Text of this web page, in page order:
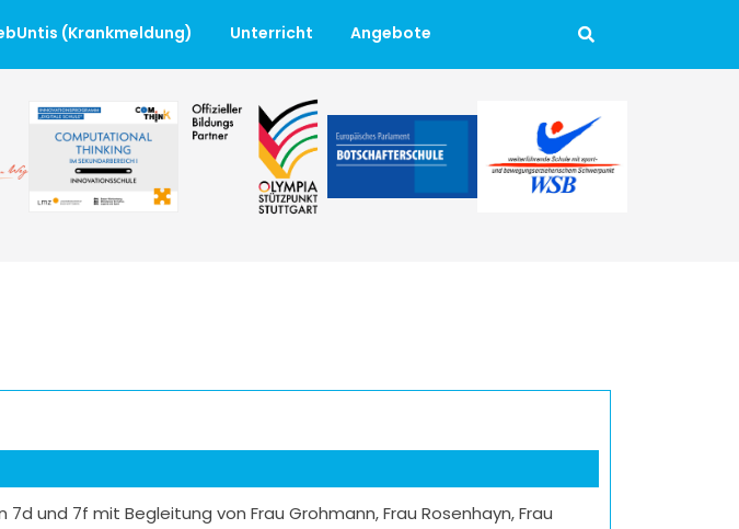
(Krankmeldung) Unterricht Angebote
7d und 7f mit Begleitung von Frau Grohmann, Frau Rosenhayn, Frau